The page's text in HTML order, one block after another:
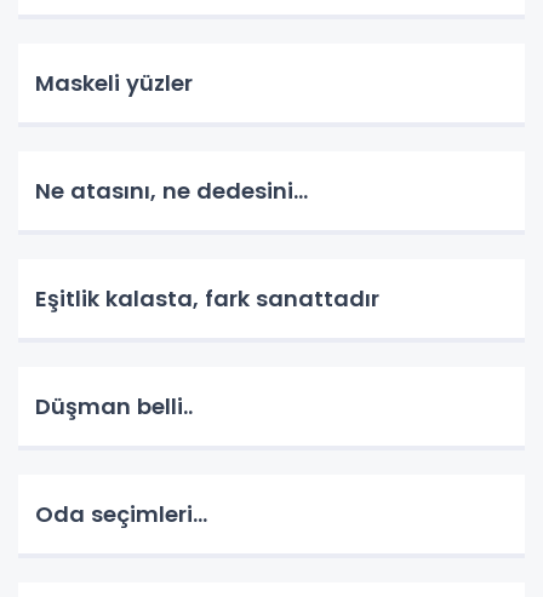
Maskeli yüzler
Ne atasını, ne dedesini...
Eşitlik kalasta, fark sanattadır
Düşman belli..
Oda seçimleri...